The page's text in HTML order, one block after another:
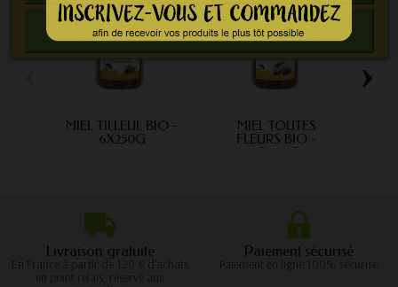
ACCEPTER
MIEL TILLEUL BIO -
6X250G
MIEL TOUTES
FLEURS BIO -
6X500G
‹ ›
Livraison gratuite
En France à partir de 120 € d'achats
Paiement sécurisé